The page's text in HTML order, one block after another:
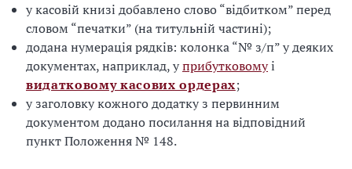
у касовій книзі добавлено слово “відбитком” перед
словом “печатки” (на титульній частині);
додана нумерація рядків: колонка “№ з/п” у деяких
документах, наприклад, уприбутковомуі
видатковому касових ордерах;
у заголовку кожного додатку з первинним
документом додано посилання на відповідний
пункт Положення № 148.